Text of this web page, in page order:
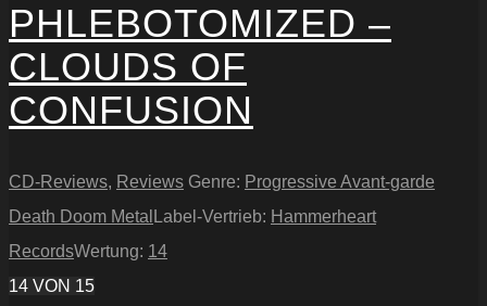
PHLEBOTOMIZED –
CLOUDS OF
CONFUSION
CD-Reviews, Reviews Genre: Progressive Avant-garde
Death Doom Metal Label-Vertrieb: Hammerheart
RecordsWertung: 14
14 VON 15